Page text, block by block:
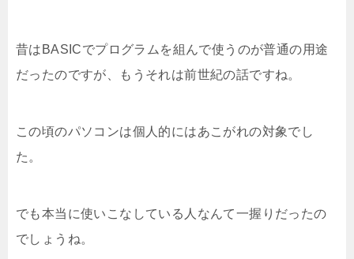
昔はBASICでプログラムを組んで使うのが普通の用途
だったのですが、もうそれは前世紀の話ですね。
この頃のパソコンは個人的にはあこがれの対象でし
た。
でも本当に使いこなしている人なんて一握りだったの
でしょうね。